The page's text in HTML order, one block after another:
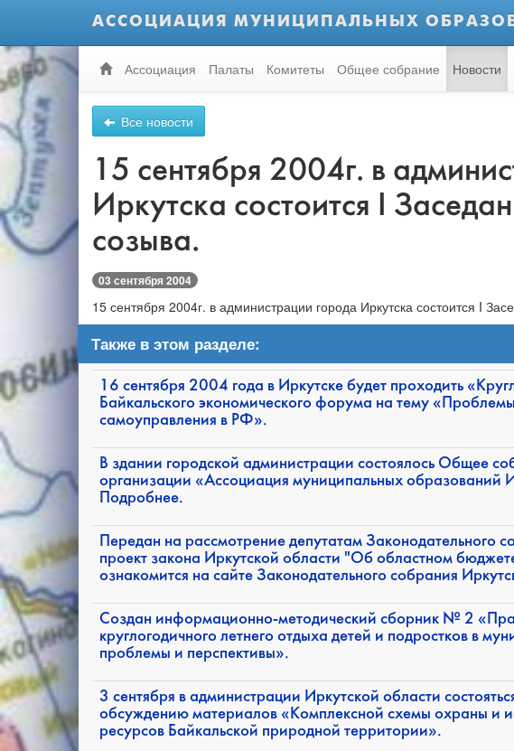
АССОЦИАЦИЯ МУНИЦИПАЛЬНЫХ
Ассоциация Палаты Комитеты Общее собрание Новости
Все новости
15 сентября 2004г. в
Иркутска состоится I
созыва.
03 сентября 2004
15 сентября 2004г. в администрации города Иркутска состоится I
Также в этом разделе:
16 сентября 2004 года в Иркутске будет проходить
Байкальского экономического форума на тему
самоуправления в РФ».
В здании городской администрации состоялось Общее
организации «Ассоциация муниципальных образований
Подробнее.
Передан на рассмотрение депутатам Законодательного
проект закона Иркутской области "Об областном
ознакомится на сайте Законодательного собрания
Создан информационно-методический сборник № 2
круглогодичного летнего отдыха детей и подростков в
проблемы и перспективы».
3 сентября в администрации Иркутской области
обсуждению материалов «Комплексной схемы охраны и
ресурсов Байкальской природной территории».